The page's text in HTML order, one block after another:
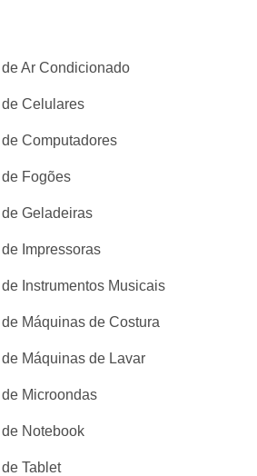
Ar Condicionado
Celulares
Computadores
Fogões
Geladeiras
Impressoras
Instrumentos Musicais
Máquinas de Costura
Máquinas de Lavar
Microondas
Notebook
Tablet